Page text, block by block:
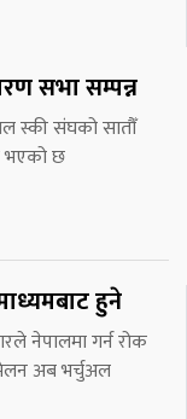
सभा सम्पन्न
स्की संघको सातौँ
भएको छ
हुने
नेपालमा गर्न रोक
अब भर्चुअल